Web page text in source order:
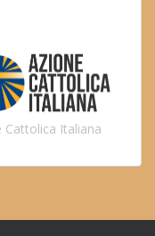
Cattolica Italiana